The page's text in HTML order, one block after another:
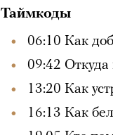
Таймкоды
06:10 Как
09:42
13:20 Как
16:13 Как